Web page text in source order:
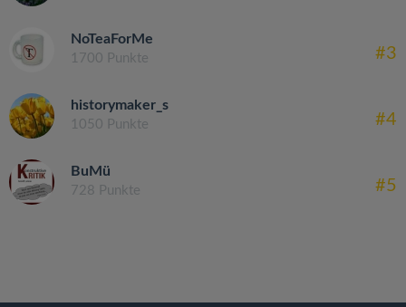
NoTeaForMe
1700 Punkte #3
historymaker_s
1050 Punkte #4
BuMü
728 Punkte #5